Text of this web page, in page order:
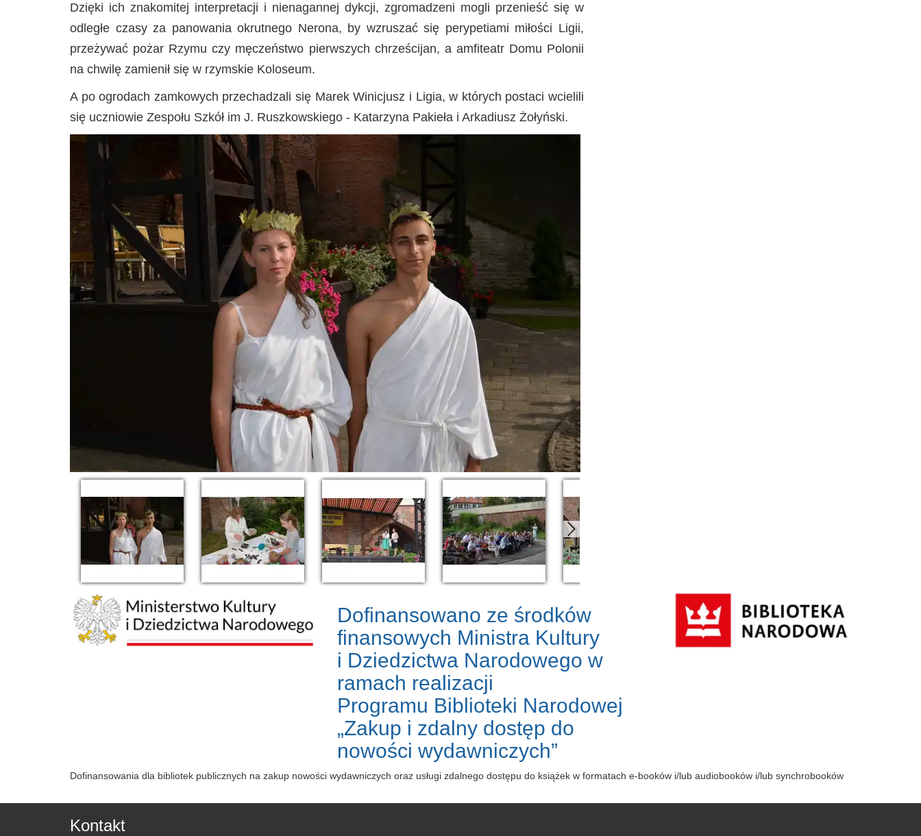
Dzięki ich znakomitej interpretacji i nienagannej dykcji, zgromadzeni mogli przenieść się w
odległe czasy za panowania okrutnego Nerona, by wzruszać się perypetiami miłości Ligii,
przeżywać pożar Rzymu czy męczeństwo pierwszych chrześcijan, a amfiteatr Domu Polonii
na chwilę zamienił się w rzymskie Koloseum.
A po ogrodach zamkowych przechadzali się Marek Winicjusz i Ligia, w których postaci wcielili
się uczniowie Zespołu Szkół im J. Ruszkowskiego - Katarzyna Pakieła i Arkadiusz Żołyński.
Dofinansowano ze środków
finansowych Ministra Kultury
i Dziedzictwa Narodowego w
ramach realizacji
Programu Biblioteki Narodowej
„Zakup i zdalny dostęp do
nowości wydawniczych”
Dofinansowania dla bibliotek publicznych na zakup nowości wydawniczych oraz usługi zdalnego dostępu do książek w formatach e-booków i/lub audiobooków i/lub synchrobooków
Kontakt